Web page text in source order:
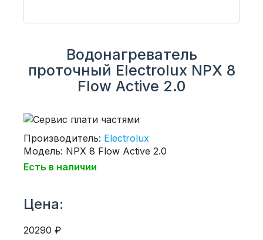
Водонагреватель
проточный Electrolux NPX 8
Flow Active 2.0
Производитель: Electrolux
Модель: NPX 8 Flow Active 2.0
Есть в наличии
Цена:
20290 ₽